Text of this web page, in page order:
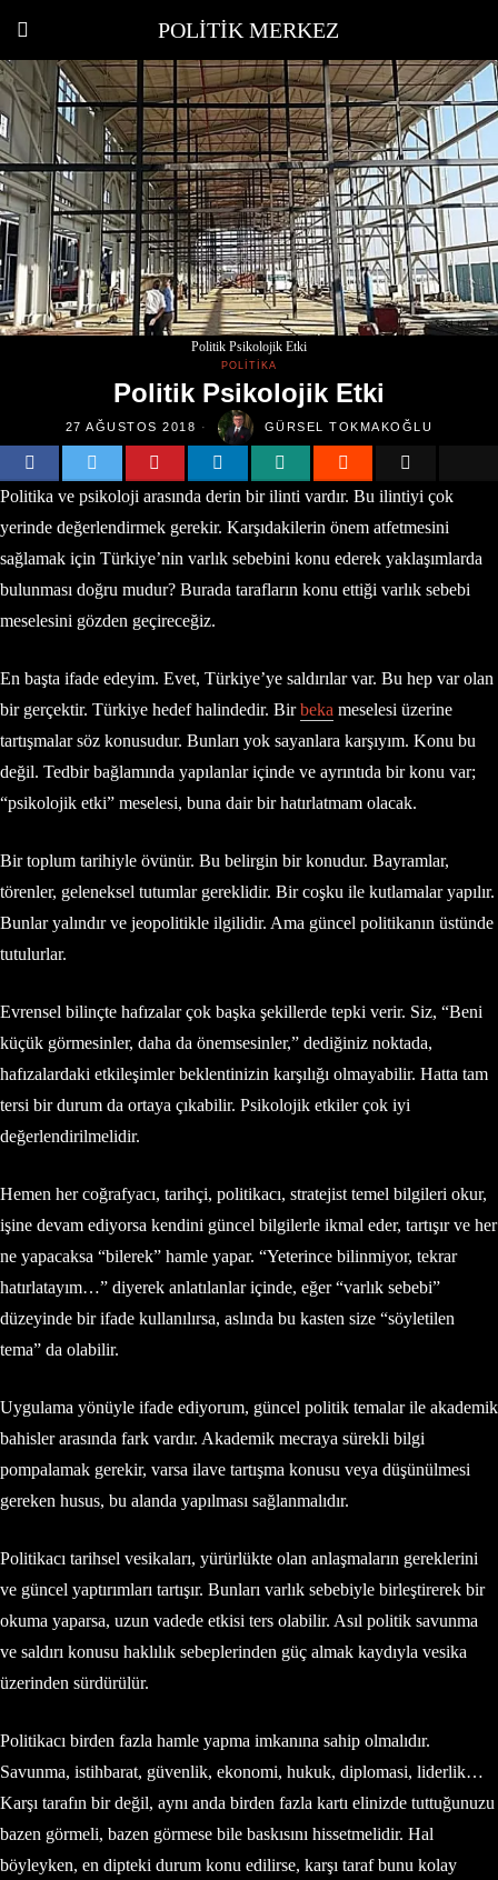
POLITIK MERKEZ
Politik Psikolojik Etki
POLITIKA
Politik Psikolojik Etki
27 AĞUSTOS 2018 GÜRSEL TOKMAKOĞLU
Politika ve psikoloji arasında derin bir ilinti vardır. Bu ilintiyi çok
yerinde değerlendirmek gerekir. Karşıdakilerin önem atfetmesini
sağlamak için Türkiye’nin varlık sebebini konu ederek yaklaşımlarda
bulunması doğru mudur? Burada tarafların konu ettiği varlık sebebi
meselesini gözden geçireceğiz.
En başta ifade edeyim. Evet, Türkiye’ye saldırılar var. Bu hep var olan
bir gerçektir. Türkiye hedef halindedir. Birbeka meselesi üzerine
tartışmalar söz konusudur. Bunları yok sayanlara karşıyım. Konu bu
değil. Tedbir bağlamında yapılanlar içinde ve ayrıntıda bir konu var;
“psikolojik etki” meselesi, buna dair bir hatırlatmam olacak.
Bir toplum tarihiyle övünür. Bu belirgin bir konudur. Bayramlar,
törenler, geleneksel tutumlar gereklidir. Bir coşku ile kutlamalar yapılır.
Bunlar yalındır ve jeopolitikle ilgilidir. Ama güncel politikanın üstünde
tutulurlar.
Evrensel bilinçte hafızalar çok başka şekillerde tepki verir. Siz, “Beni
küçük görmesinler, daha da önemsesinler,” dediğiniz noktada,
hafızalardaki etkileşimler beklentinizin karşılığı olmayabilir. Hatta tam
tersi bir durum da ortaya çıkabilir. Psikolojik etkiler çok iyi
değerlendirilmelidir.
Hemen her coğrafyacı, tarihçi, politikacı, stratejist temel bilgileri okur,
işine devam ediyorsa kendini güncel bilgilerle ikmal eder, tartışır ve her
ne yapacaksa “bilerek” hamle yapar. “Yeterince bilinmiyor, tekrar
hatırlatayım…” diyerek anlatılanlar içinde, eğer “varlık sebebi”
düzeyinde bir ifade kullanılırsa, aslında bu kasten size “söyletilen
tema” da olabilir.
Uygulama yönüyle ifade ediyorum, güncel politik temalar ile akademik
bahisler arasında fark vardır. Akademik mecraya sürekli bilgi
pompalamak gerekir, varsa ilave tartışma konusu veya düşünülmesi
gereken husus, bu alanda yapılması sağlanmalıdır.
Politikacı tarihsel vesikaları, yürürlükte olan anlaşmaların gereklerini
ve güncel yaptırımları tartışır. Bunları varlık sebebiyle birleştirerek bir
okuma yaparsa, uzun vadede etkisi ters olabilir. Asıl politik savunma
ve saldırı konusu haklılık sebeplerinden güç almak kaydıyla vesika
üzerinden sürdürülür.
Politikacı birden fazla hamle yapma imkanına sahip olmalıdır.
Savunma, istihbarat, güvenlik, ekonomi, hukuk, diplomasi, liderlik…
Karşı tarafın bir değil, aynı anda birden fazla kartı elinizde tuttuğunuzu
bazen görmeli, bazen görmese bile baskısını hissetmelidir. Hal
böyleyken, en dipteki durum konu edilirse, karşı taraf bunu kolay